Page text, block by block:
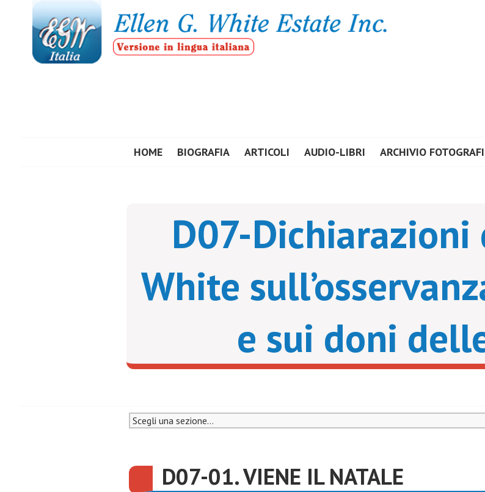
contenuto
HOME BIOGRAFIA ARTICOLI AUDIO-LIBRI ARCHIVIO
D07-Dichiarazioni
White
e sui doni
D07-01. VIENE IL NATALE